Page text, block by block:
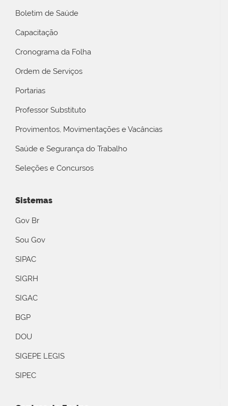
Boletim de Saúde
Capacitação
Cronograma da Folha
Ordem de Serviços
Portarias
Professor Substituto
Provimentos, Movimentações e Vacâncias
Saúde e Segurança do Trabalho
Seleções e Concursos
Sistemas
Gov Br
Sou Gov
SIPAC
SIGRH
SIGAC
BGP
DOU
SIGEPE LEGIS
SIPEC